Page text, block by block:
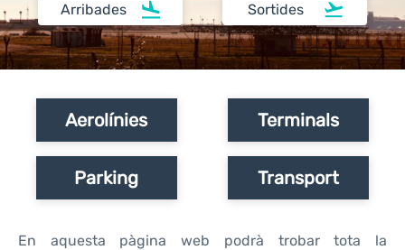
Info Aerop. +
Reviews
Arribades Sortides
Aerolínies Terminals
Parking Transport
En aquesta pàgina web podrà trobar tota la